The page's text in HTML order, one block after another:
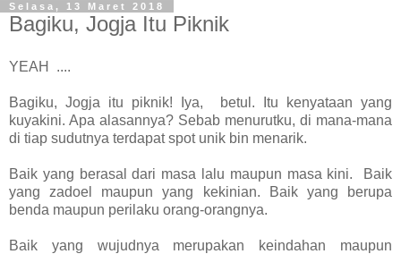
Selasa, 13 Maret 2018
Bagiku, Jogja Itu Piknik
YEAH ....
Bagiku, Jogja itu piknik! Iya, betul. Itu kenyataan yang
kuyakini. Apa alasannya? Sebab menurutku, di mana-mana
di tiap sudutnya terdapat spot unik bin menarik.
Baik yang berasal dari masa lalu maupun masa kini. Baik
yang zadoel maupun yang kekinian. Baik yang berupa
benda maupun perilaku orang-orangnya.
Baik yang wujudnya merupakan keindahan maupun